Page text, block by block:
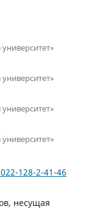
128-2-41-46
несущая